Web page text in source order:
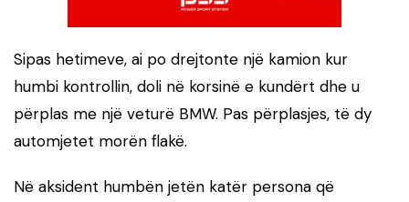
Sipas hetimeve, ai po drejtonte një kamion kur
humbi kontrollin, doli në korsinë e kundërt dhe u
përplas me një veturë BMW. Pas përplasjes, të dy
automjetet morën flakë.
Në aksident humbën jetën katër persona që